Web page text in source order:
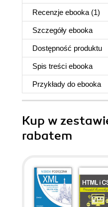
Recenzje ebooka (1)
Szczegóły ebooka
Dostępność produktu
Spis treści ebooka
Przykłady do ebooka
Kup w
rabatem